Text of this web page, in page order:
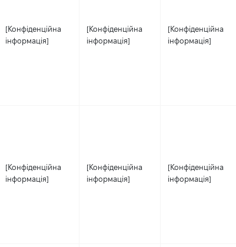
[Конфіденційна
інформація]
[Конфіденційна
інформація]
[Конфіденційна
інформація]
[Конфіденційна
інформація]
[Конфіденційна
інформація]
[Конфіденційна
інформація]